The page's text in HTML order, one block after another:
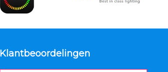
Klantbeoordelingen